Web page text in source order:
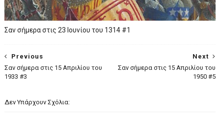
Σαν σήμερα στις 23 Ιουνίου του 1314 #1
Next
Σαν σήμερα στις 15 Απριλίου του
1950 #5
Previous
Σαν σήμερα στις 15 Απριλίου του
1933 #3
Δεν Υπάρχουν Σχόλια: